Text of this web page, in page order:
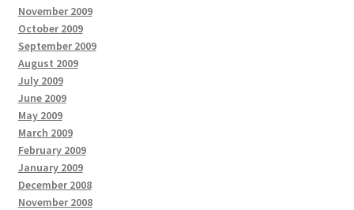
November 2009
October 2009
September 2009
August 2009
July 2009
June 2009
May 2009
March 2009
February 2009
January 2009
December 2008
November 2008